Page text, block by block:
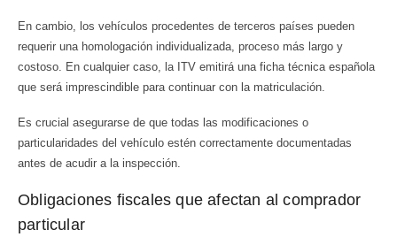
En cambio, los vehículos procedentes de terceros países pueden
requerir una homologación individualizada, proceso más largo y
costoso. En cualquier caso, la ITV emitirá una ficha técnica española
que será imprescindible para continuar con la matriculación.
Es crucial asegurarse de que todas las modificaciones o
particularidades del vehículo estén correctamente documentadas
antes de acudir a la inspección.
Obligaciones fiscales que afectan al comprador
particular